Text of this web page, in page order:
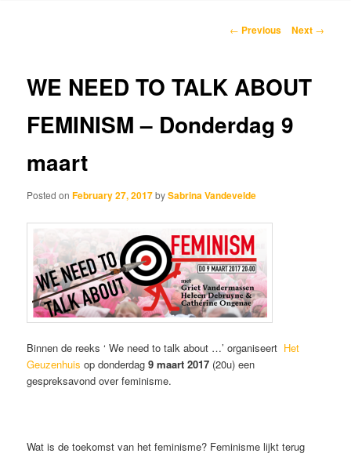
Post
← Previous Next →
WE NEED TO TALK ABOUT
FEMINISM – Donderdag 9
maart
Posted onFebruary 27, 2017bySabrina Vandevelde
Binnen de reeks ‘ We need to talk about …’ organiseert Het
Geuzenhuis op donderdag9 maart 2017 (20u) een
gespreksavond over feminisme.
Wat is de toekomst van het feminisme? Feminisme lijkt terug